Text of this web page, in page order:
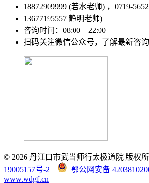
18872909999 (若水老师) ，0719-
13677195557 静明老师)
咨询时间：08:00—22:00
扫码关注微信公众号，了解最新咨询
© 2026 丹江口市武当师行太极道院 版权
19005157号-2
鄂公网安备
www.wdgf.cn